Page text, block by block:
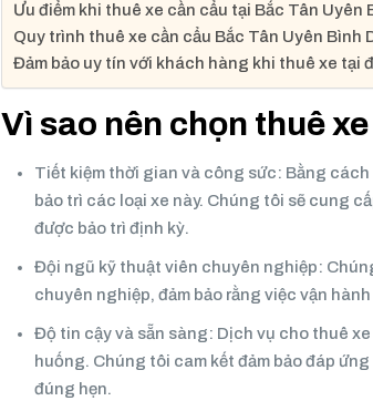
Ưu điểm khi thuê xe cần cẩu tại Bắc Tân Uyên
Quy trình thuê xe cần cẩu Bắc Tân Uyên Bình
Đảm bảo uy tín với khách hàng khi thuê xe tại
Vì sao nên chọn thuê
Tiết kiệm thời gian và công sức: Bằng
bảo trì các loại xe này. Chúng tôi sẽ cung
được bảo trì định kỳ.
Đội ngũ kỹ thuật viên chuyên nghiệp:
chuyên nghiệp, đảm bảo rằng việc vận
Độ tin cậy và sẵn sàng: Dịch vụ cho thuê
huống. Chúng tôi cam kết đảm bảo đáp
đúng hẹn.